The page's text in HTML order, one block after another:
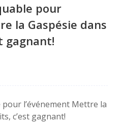
pour
la Gaspésie dans
gagnant!